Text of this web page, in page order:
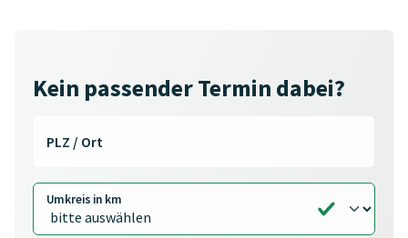
Kein passender Termin dabei?
PLZ / Ort
Umkreis in km